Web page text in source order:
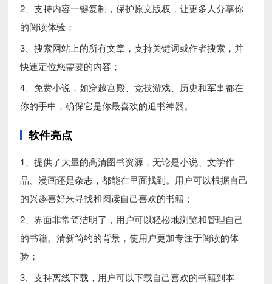
2、支持内容一键复制，保护原文版权，让更多人分享你
的阅读体验；
3、搜索网站上的所有文章，支持关键词或作者搜索，并
快速定位您需要的内容；
4、免费小说，如穿越宫殿、竞技游戏、历史和军事都在
你的手中，确保它是你最喜欢的追书神器。
软件亮点
1、提供了大量的高清图书资源，无论是小说、文学作
品、漫画还是杂志，都能在里面找到。用户可以根据自己
的兴趣喜好来寻找和阅读自己喜欢的书籍；
2、界面非常简洁明了，用户可以轻松地浏览和管理自己
的书籍。清新简约的背景，使用户更加专注于阅读的体
验；
3、支持离线下载，用户可以下载自己喜欢的书籍到本